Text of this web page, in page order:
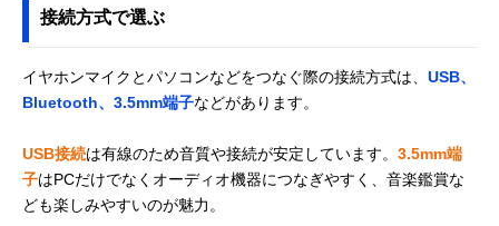
接続方式で選ぶ
イヤホンマイクとパソコンなどをつなぐ際の接続方式は、 USB、
Bluetooth、3.5mm端子などがあります。
USB接続は有線のため音質や接続が安定しています。 3.5mm端
子はPCだけでなくオーディオ機器につなぎやすく、音楽鑑賞な
ども楽しみやすいのが魅力。